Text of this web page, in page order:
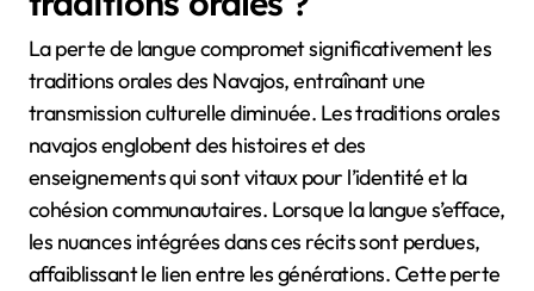
La perte de langue compromet significativement les
traditions orales des Navajos, entraînant une
transmission culturelle diminuée. Les traditions orales
navajos englobent des histoires et des
enseignements qui sont vitaux pour l’identité et la
cohésion communautaires. Lorsque la langue s’efface,
les nuances intégrées dans ces récits sont perdues,
affaiblissant le lien entre les générations. Cette perte